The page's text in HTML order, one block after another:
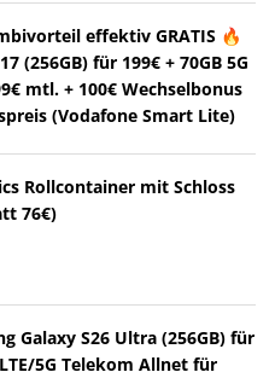
effektiv GRATIS 🔥
(256GB) für 199€ + 70GB 5G
mtl. + 100€ Wechselbonus
(Vodafone Smart Lite)
Rollcontainer mit Schloss
76€)
Galaxy S26 Ultra (256GB) für
5G Telekom Allnet für